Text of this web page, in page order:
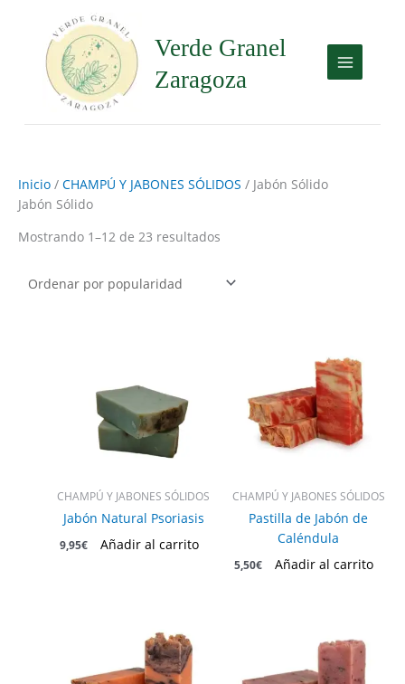
contenido
Verde Granel
Zaragoza
Inicio / CHAMPÚ Y JABONES SÓLIDOS / Jabón Sólido
Jabón Sólido
Mostrando 1–12 de 23 resultados
CHAMPÚ Y JABONES SÓLIDOS
Jabón Natural Psoriasis
9,95€ Añadir al carrito
CHAMPÚ Y JABONES SÓLIDOS
Pastilla de Jabón de
Caléndula
5,50€ Añadir al carrito